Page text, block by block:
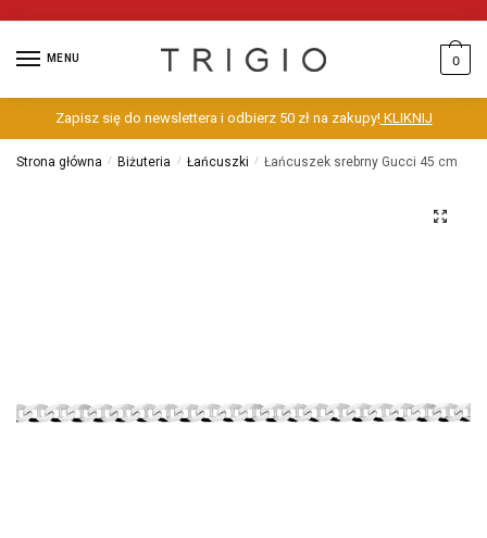
MENU 0
Zapisz się do newslettera i odbierz 50 zł na zakupy!KLIKNIJ
Strona główna / Biżuteria / Łańcuszki / Łańcuszek srebrny Gucci 45 cm